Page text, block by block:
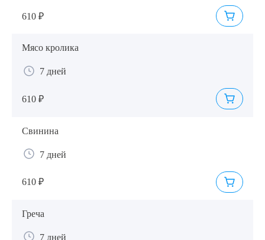
610 ₽
Мясо кролика
7 дней
610 ₽
Свинина
7 дней
610 ₽
Греча
7 дней